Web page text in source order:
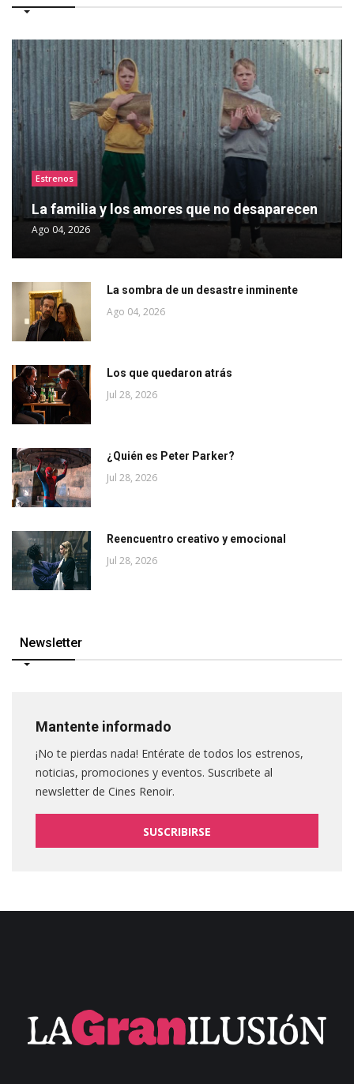
Estrenos
La familia y los amores que no desaparecen
Ago 04, 2026
La sombra de un desastre inminente
Ago 04, 2026
Los que quedaron atrás
Jul 28, 2026
¿Quién es Peter Parker?
Jul 28, 2026
Reencuentro creativo y emocional
Jul 28, 2026
Newsletter
Mantente informado
¡No te pierdas nada! Entérate de todos los estrenos,
noticias, promociones y eventos. Suscribete al
newsletter de Cines Renoir.
SUSCRIBIRSE